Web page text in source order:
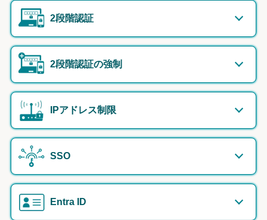
2段階認証
2段階認証の強制
IPアドレス制限
SSO
Entra ID